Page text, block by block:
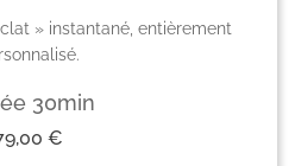
» instantané, entièrement
30min
€